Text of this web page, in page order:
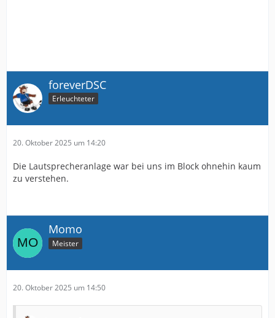
foreverDSC
Erleuchteter
20. Oktober 2025 um 14:20
Die Lautsprecheranlage war bei uns im Block ohnehin kaum
zu verstehen.
Momo
Meister
20. Oktober 2025 um 14:50